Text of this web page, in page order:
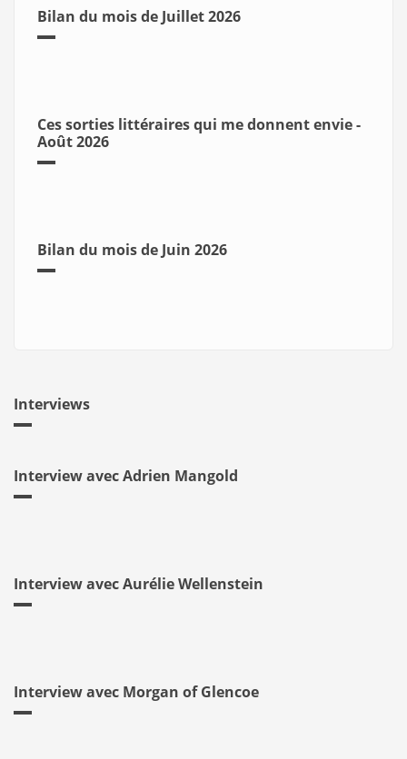
Bilan du mois de Juillet 2026
Ces sorties littéraires qui me donnent envie -
Août 2026
Bilan du mois de Juin 2026
Interviews
Interview avec Adrien Mangold
Interview avec Aurélie Wellenstein
Interview avec Morgan of Glencoe